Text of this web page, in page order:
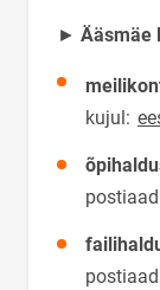
► Ääsmäe
kujul: